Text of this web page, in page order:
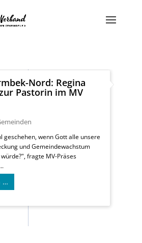
Nord: Regina
Pastorin im MV
geschehen, wenn Gott alle unsere
und Gemeindewachstum
fragte MV-Präses
…